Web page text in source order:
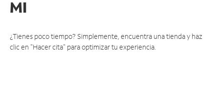
MI
¿Tienes poco tiempo? Simplemente, encuentra una tienda y haz
clic en "Hacer cita" para optimizar tu experiencia.